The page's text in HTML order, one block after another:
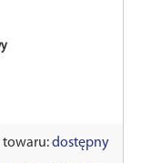
towaru:dostępny